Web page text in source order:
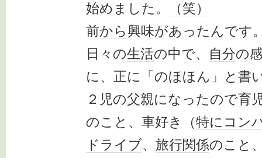
始めました。
（笑）
前から興味があったんです
日々の生活の中で、 自分の
に、正に「のほほん」と書
２児の父親になったので育
のこと、車好き（特に コン
ドライブ、 旅行関係のこと